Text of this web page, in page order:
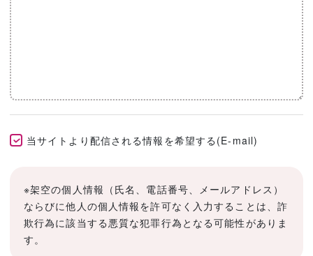
当サイトより配信される情報を希望する(E-mail)
※架空の個人情報（氏名、電話番号、メールアドレス）
ならびに他人の個人情報を許可なく入力することは、詐
欺行為に該当する悪質な犯罪行為となる可能性がありま
す。